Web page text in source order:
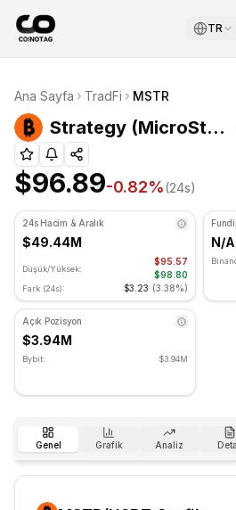
TR
Strategy (MicroStrategy)
Strategy (MicroStrategy) şu
Ana Sayfa TradFi MSTR
Strategy (MicroStrategy)
$96.89-0.82%(24s)
24s Hacim & Aralık
$49.44M
Düşük/Yüksek:
$95.57
$98.80
Fark (24s): $3.23 (3.38%)
N/A
Açık Pozisyon
$3.94M
Bybit: $3.94M
Genel Grafik Analiz